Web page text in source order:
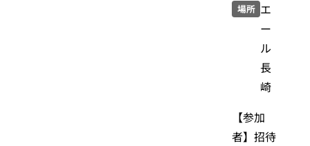
場所 エ
ー
ル
長
崎
【参加
者】招待